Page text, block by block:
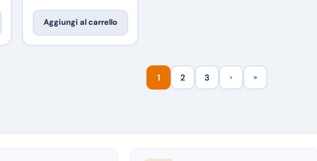
Aggiungi al carrello
1 2 3 › »